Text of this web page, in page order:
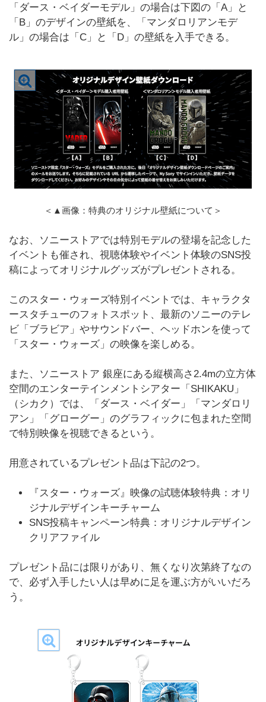
「ダース・ベイダーモデル」の場合は下図の「A」と
「B」のデザインの壁紙を、「マンダロリアンモデ
ル」の場合は「C」と「D」の壁紙を入手できる。
＜▲画像：特典のオリジナル壁紙について＞
なお、ソニーストアでは特別モデルの登場を記念した
イベントも催され、視聴体験やイベント体験のSNS投
稿によってオリジナルグッズがプレゼントされる。
このスター・ウォーズ特別イベントでは、キャラクタ
ースタチューのフォトスポット、最新のソニーのテレ
ビ「ブラビア」やサウンドバー、ヘッドホンを使って
「スター・ウォーズ」の映像を楽しめる。
また、ソニーストア 銀座にある縦横高さ2.4mの立方体
空間のエンターテインメントシアター「SHIKAKU」
（シカク）では、「ダース・ベイダー」「マンダロリ
アン」「グローグー」のグラフィックに包まれた空間
で特別映像を視聴できるという。
用意されているプレゼント品は下記の2つ。
『スター・ウォーズ』映像の試聴体験特典：オリ
ジナルデザインキーチャーム
SNS投稿キャンペーン特典：オリジナルデザイン
クリアファイル
プレゼント品には限りがあり、無くなり次第終了なの
で、必ず入手したい人は早めに足を運ぶ方がいいだろ
う。